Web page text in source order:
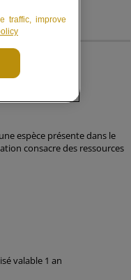
espèce présente dans le
consacre des ressources
valable 1 an
traffic, improve